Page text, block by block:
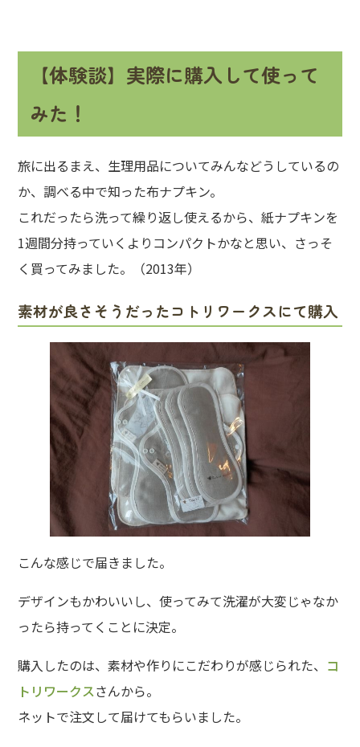
【体験談】実際に購入して使って
みた！
旅に出るまえ、生理用品についてみんなどうしているの
か、調べる中で知った布ナプキン。
これだったら洗って繰り返し使えるから、紙ナプキンを
1週間分持っていくよりコンパクトかなと思い、さっそ
く買ってみました。（2013年）
素材が良さそうだったコトリワークスにて購入
こんな感じで届きました。
デザインもかわいいし、使ってみて洗濯が大変じゃなか
ったら持ってくことに決定。
購入したのは、素材や作りにこだわりが感じられた、 コ
トリワークスさんから。
ネットで注文して届けてもらいました。